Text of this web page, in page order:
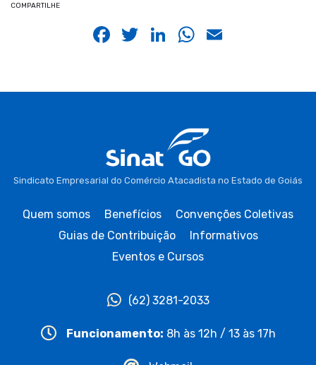
COMPARTILHE
Facebook
Twitter
LinkedIn
WhatsApp
Sindicato Empresarial do Comércio Atacadista no Estado de Goiás
Quem somos Benefícios
Convenções Coletivas
Guias de Contribuição
Informativos
Eventos e Cursos
(62) 3281-2033
Funcionamento: 8h às 12h / 13 às 17h